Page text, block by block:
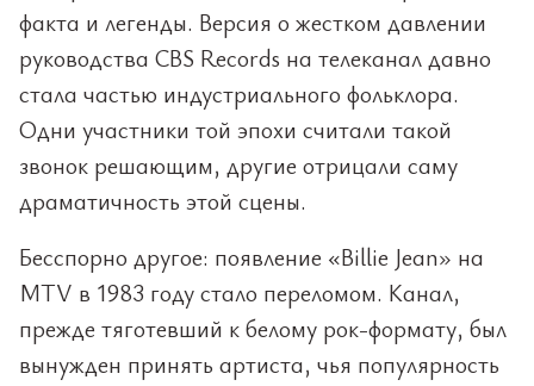
факта и легенды. Версия о жестком давлении
руководства CBS Records на телеканал давно
стала частью индустриального фольклора.
Одни участники той эпохи считали такой
звонок решающим, другие отрицали саму
драматичность этой сцены.
Бесспорно другое: появление «Billie Jean» на
MTV в 1983 году стало переломом. Канал,
прежде тяготевший к белому рок-формату, был
вынужден принять артиста, чья популярность